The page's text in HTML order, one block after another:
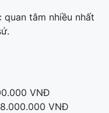
tâm nhiều nhất
VNĐ
VNĐ